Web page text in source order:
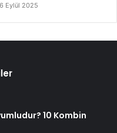
6 Eylül 2025
10 Kombin